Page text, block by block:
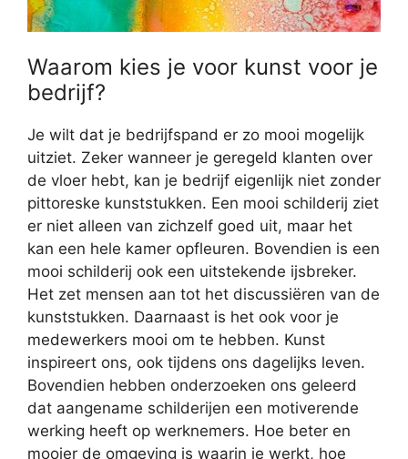
Waarom kies je voor kunst voor je
bedrijf?
Je wilt dat je bedrijfspand er zo mooi mogelijk
uitziet. Zeker wanneer je geregeld klanten over
de vloer hebt, kan je bedrijf eigenlijk niet zonder
pittoreske kunststukken. Een mooi schilderij ziet
er niet alleen van zichzelf goed uit, maar het
kan een hele kamer opfleuren. Bovendien is een
mooi schilderij ook een uitstekende ijsbreker.
Het zet mensen aan tot het discussiëren van de
kunststukken. Daarnaast is het ook voor je
medewerkers mooi om te hebben. Kunst
inspireert ons, ook tijdens ons dagelijks leven.
Bovendien hebben onderzoeken ons geleerd
dat aangename schilderijen een motiverende
werking heeft op werknemers. Hoe beter en
mooier de omgeving is waarin je werkt, hoe